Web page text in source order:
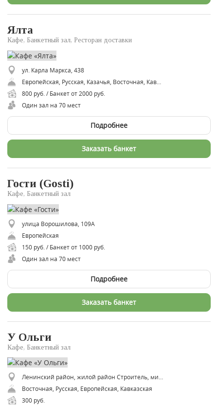
Ялта
Кафе, Банкетный зал, Ресторан доставки
ул. Карла Маркса, 438
800 руб. / Банкет от 2000 руб.
Один зал на 70 мест
Подробнее
Заказать банкет
Гости (Gosti)
Кафе, Банкетный зал
улица Ворошилова, 109А
Европейская
150 руб. / Банкет от 1000 руб.
Один зал на 70 мест
Подробнее
Заказать банкет
У Ольги
Кафе, Банкетный зал
Ленинский район, жилой район Строитель, микрорайон Городок Строителей, 59Б
Восточная, Русская, Европейская, Кавказская
300 руб.